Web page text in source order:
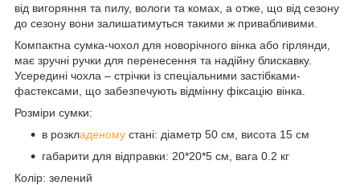
від вигоряння та пилу, вологи та комах, а отже, що від сезону
до сезону вони залишатимуться такими ж привабливими.
Компактна сумка-чохол для новорічного вінка або гірлянди,
має зручні ручки для перенесення та надійну блискавку.
Усередині чохла – стрічки із спеціальними застібками-
фастексами, що забезпечують відмінну фіксацію вінка.
Розміри сумки:
в розкладеному стані: діаметр 50 см, висота 15 см
габарити для відправки: 20*20*5 см, вага 0.2 кг
Колір: зелений